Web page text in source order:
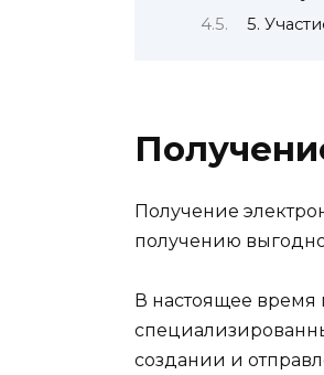
5.
Получение
получению
В настоящее время
создании и